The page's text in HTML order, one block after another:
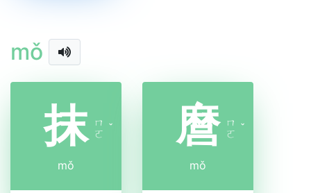
mǒ
抹 ㄇ
ㄛ ˇ
mǒ
麿 ㄇ
ㄛ ˇ
mǒ